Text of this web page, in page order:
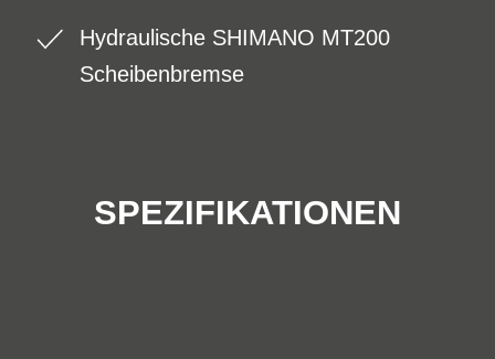
Hydraulische SHIMANO MT200
Scheibenbremse
SPEZIFIKATIONEN